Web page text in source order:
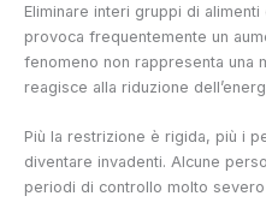
Eliminare interi gruppi di
provoca frequentemente un
fenomeno non rappresenta una
reagisce alla riduzione
Più la restrizione è rigida, più i
diventare invadenti. Alcune
periodi di controllo molto